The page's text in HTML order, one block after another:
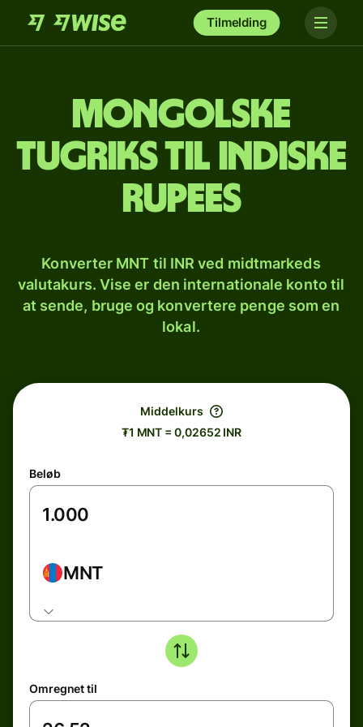
Tilmelding
Mongolske
tugriks til indiske
rupees
Konverter MNT til INR ved midtmarkeds
valutakurs. Vise er den internationale konto til
at sende, bruge og konvertere penge som en
lokal.
Middelkurs
₮1 MNT = 0,02652 INR
Beløb
MNT
Omregnet til